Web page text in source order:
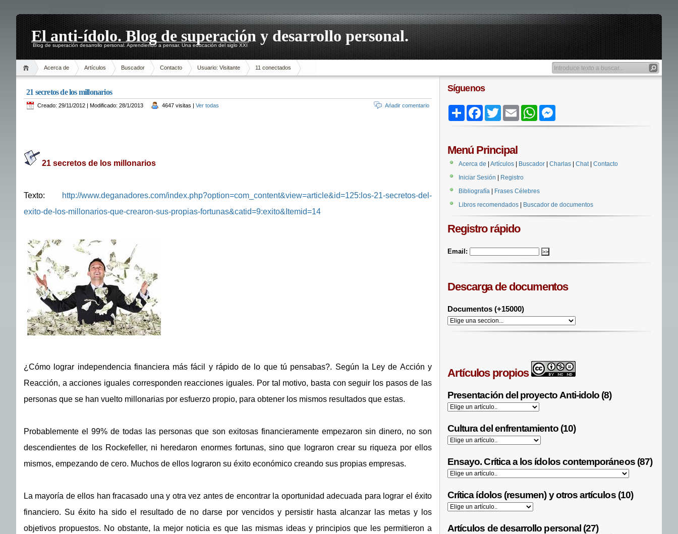
El anti-ídolo. Blog de superación y desarrollo personal.
Blog de superación desarrollo personal. Aprendiendo a pensar. Una educación del siglo XXI
Acerca de Artículos Buscador Contacto Usuario: Visitante 11 conectados
21 secretos de los millonarios
Creado: 29/11/2012 | Modificado: 28/1/2013 4647 visitas | Ver todas Ańadir comentario
21 secretos de los millonarios
Texto:
http://www.deganadores.com/index.php?option=com_content&view=article&id=125:los-21-secretos-del-
exito-de-los-millonarios-que-crearon-sus-propias-fortunas&catid=9:exito&Itemid=14
¿Cómo lograr independencia financiera más fácil y rápido de lo que tú pensabas?. Según la Ley de Acción y
Reacción, a acciones iguales corresponden reacciones iguales. Por tal motivo, basta con seguir los pasos de las
personas que se han vuelto millonarias por esfuerzo propio, para obtener los mismos resultados que estas.
Probablemente el 99% de todas las personas que son exitosas financieramente empezaron sin dinero, no son
descendientes de los Rockefeller, ni heredaron enormes fortunas, sino que lograron crear su riqueza por ellos
mismos, empezando de cero. Muchos de ellos lograron su éxito económico creando sus propias empresas.
La mayoría de ellos han fracasado una y otra vez antes de encontrar la oportunidad adecuada para lograr el éxito
financiero. Su éxito ha sido el resultado de no darse por vencidos y persistir hasta alcanzar las metas y los
objetivos propuestos. No obstante, la mejor noticia es que las mismas ideas y principios que les permitieron a
Síguenos
Share FacebookTwitter Email WhatsApp
Menú Principal
Acerca de Artículos Buscador Charlas Chat| Contacto
Iniciar Sesión
Registro
Bibliografía
Frases Célebres
Libros recomendados
Buscador de documentos
Registro rápido
Email:
Descarga de documentos
Documentos (+15000)
Artículos propios
Presentación del proyecto Anti-idolo (8)
Cultura del enfrentamiento (10)
Ensayo. Crítica a los ídolos contemporáneos (87)
Crítica ídolos (resumen) y otros artículos (10)
Artículos de desarrollo personal (27)